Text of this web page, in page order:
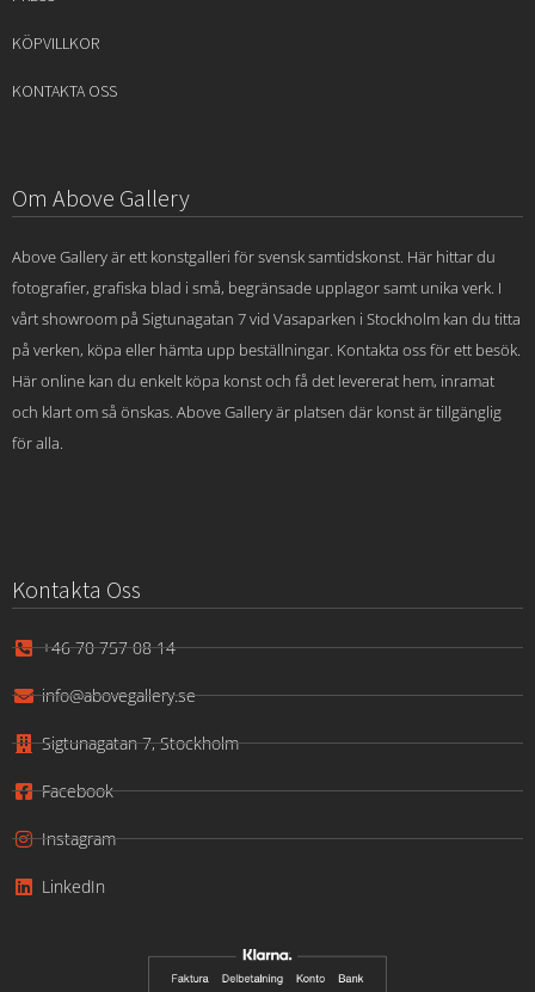
KÖPVILLKOR
KONTAKTA OSS
Om Above Gallery
Above Gallery är ett konstgalleri för svensk samtidskonst. Här hittar du
fotografier, grafiska blad i små, begränsade upplagor samt unika verk. I
vårt showroom på Sigtunagatan 7 vid Vasaparken i Stockholm kan du titta
på verken, köpa eller hämta upp beställningar. Kontakta oss för ett besök.
Här online kan du enkelt köpa konst och få det levererat hem, inramat
och klart om så önskas. Above Gallery är platsen där konst är tillgänglig
för alla.
Kontakta Oss
+46 70 757 08 14
info@abovegallery.se
Sigtunagatan 7, Stockholm
Facebook
Instagram
LinkedIn